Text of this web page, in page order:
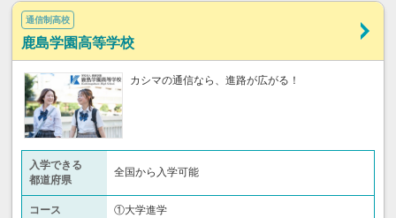
通信制高校
鹿島学園高等学校
カシマの通信なら、進路が広がる！
入学できる
都道府県
全国から入学可能
コース
①大学進学